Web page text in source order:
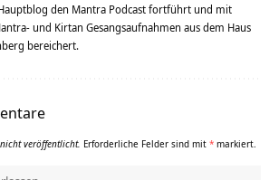
den Mantra Podcast fortführt und mit
und Kirtan Gesangsaufnahmen aus dem Haus
bereichert.
veröffentlicht. Erforderliche Felder sind mit * markiert.